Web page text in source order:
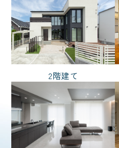
2階建て
非日常
シアター
音楽
シニアに
太陽光発電
中庭
シャワールーム
ただいま動線
ニッチ
対面キッ
ノーブルタイル